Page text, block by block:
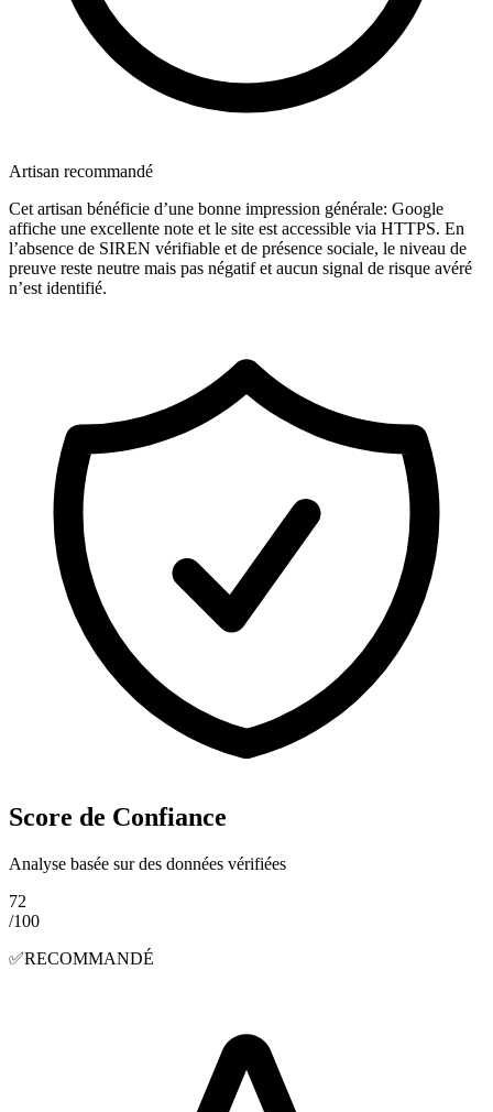
Artisan recommandé
Cet artisan bénéficie d’une bonne impression générale: Google
affiche une excellente note et le site est accessible via HTTPS. En
l’absence de SIREN vérifiable et de présence sociale, le niveau de
preuve reste neutre mais pas négatif et aucun signal de risque avéré
n’est identifié.
Score de Confiance
Analyse basée sur des données vérifiées
72
/100
✅RECOMMANDÉ